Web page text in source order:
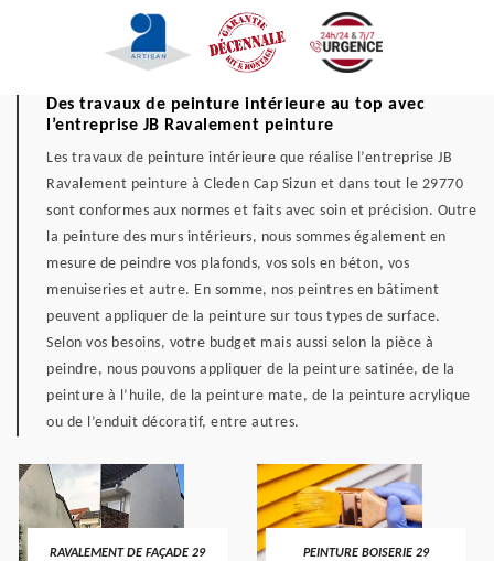
Des travaux de peinture intérieure au top avec
l’entreprise JB Ravalement peinture
Les travaux de peinture intérieure que réalise l’entreprise JB
Ravalement peinture à Cleden Cap Sizun et dans tout le 29770
sont conformes aux normes et faits avec soin et précision. Outre
la peinture des murs intérieurs, nous sommes également en
mesure de peindre vos plafonds, vos sols en béton, vos
menuiseries et autre. En somme, nos peintres en bâtiment
peuvent appliquer de la peinture sur tous types de surface.
Selon vos besoins, votre budget mais aussi selon la pièce à
peindre, nous pouvons appliquer de la peinture satinée, de la
peinture à l’huile, de la peinture mate, de la peinture acrylique
ou de l’enduit décoratif, entre autres.
RAVALEMENT DE FAÇADE 29
PEINTURE BOISERIE 29